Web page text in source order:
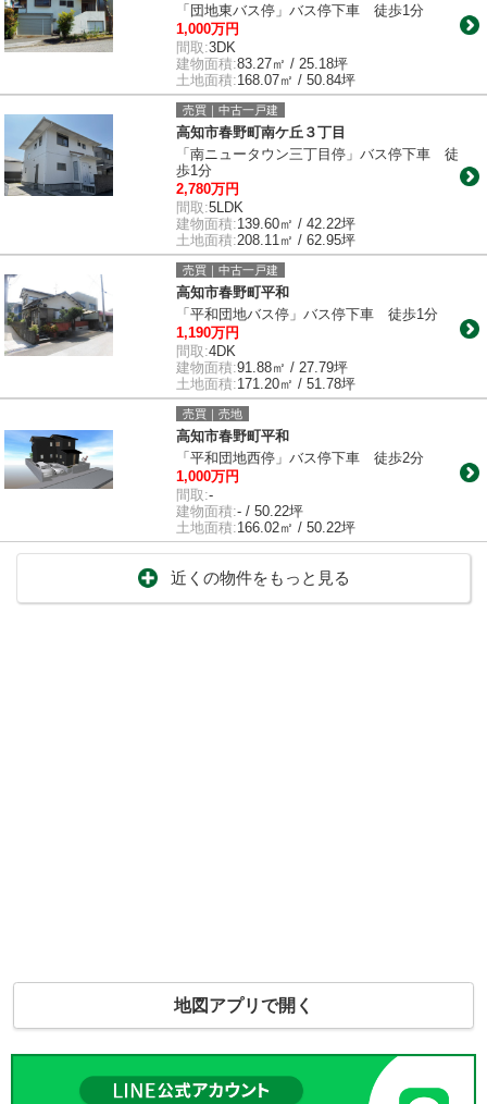
「団地東バス停」バス停下車 徒歩1分
1,000万円
間取:3DK
建物面積:83.27㎡ / 25.18坪
土地面積:168.07㎡ / 50.84坪
売買｜中古一戸建
高知市春野町南ケ丘３丁目
「南ニュータウン三丁目停」バス停下車 徒
歩1分
2,780万円
間取:5LDK
建物面積:139.60㎡ / 42.22坪
土地面積:208.11㎡ / 62.95坪
売買｜中古一戸建
高知市春野町平和
「平和団地バス停」バス停下車 徒歩1分
1,190万円
間取:4DK
建物面積:91.88㎡ / 27.79坪
土地面積:171.20㎡ / 51.78坪
売買｜売地
高知市春野町平和
「平和団地西停」バス停下車 徒歩2分
1,000万円
間取:-
建物面積:- / 50.22坪
土地面積:166.02㎡ / 50.22坪
近くの物件をもっと見る
地図アプリで開く